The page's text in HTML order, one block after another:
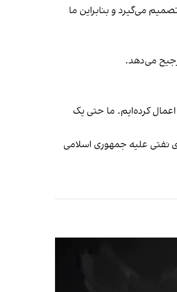
می‌گیرد و بنابراین ما
می‌دهد.
کرده‌ایم. ما حتی یک
نفتی علیه جمهوری اسلامی